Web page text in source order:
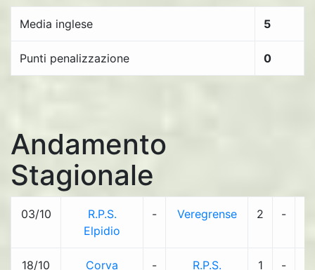
Media inglese 5
Punti penalizzazione 0
Andamento
Stagionale
03/10
R.P.S.
Elpidio
- Veregrense 2 -
18/10
Corva
-
R.P.S.
1 -